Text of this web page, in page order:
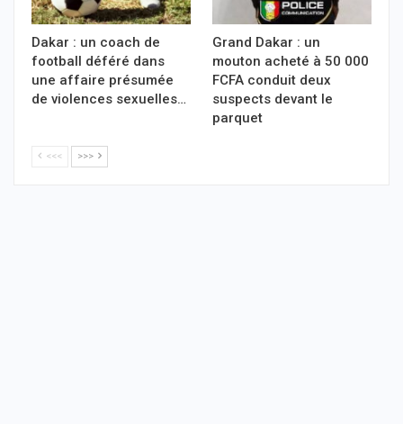
Dakar : un coach de
football déféré dans
une affaire présumée
de violences sexuelles…
Grand Dakar : un
mouton acheté à 50 000
FCFA conduit deux
suspects devant le
parquet
<<< >>>